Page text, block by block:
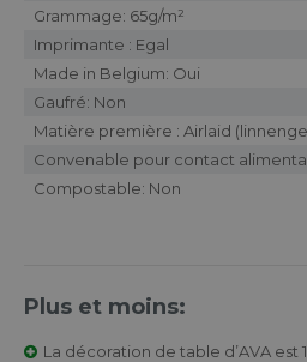
Grammage: 65g/m²
Imprimante : Egal
Made in Belgium: Oui
Gaufré: Non
Matière première : Airlaid
Convenable pour contact
Compostable: Non
Plus et moins:
La décoration de table d’AVA est